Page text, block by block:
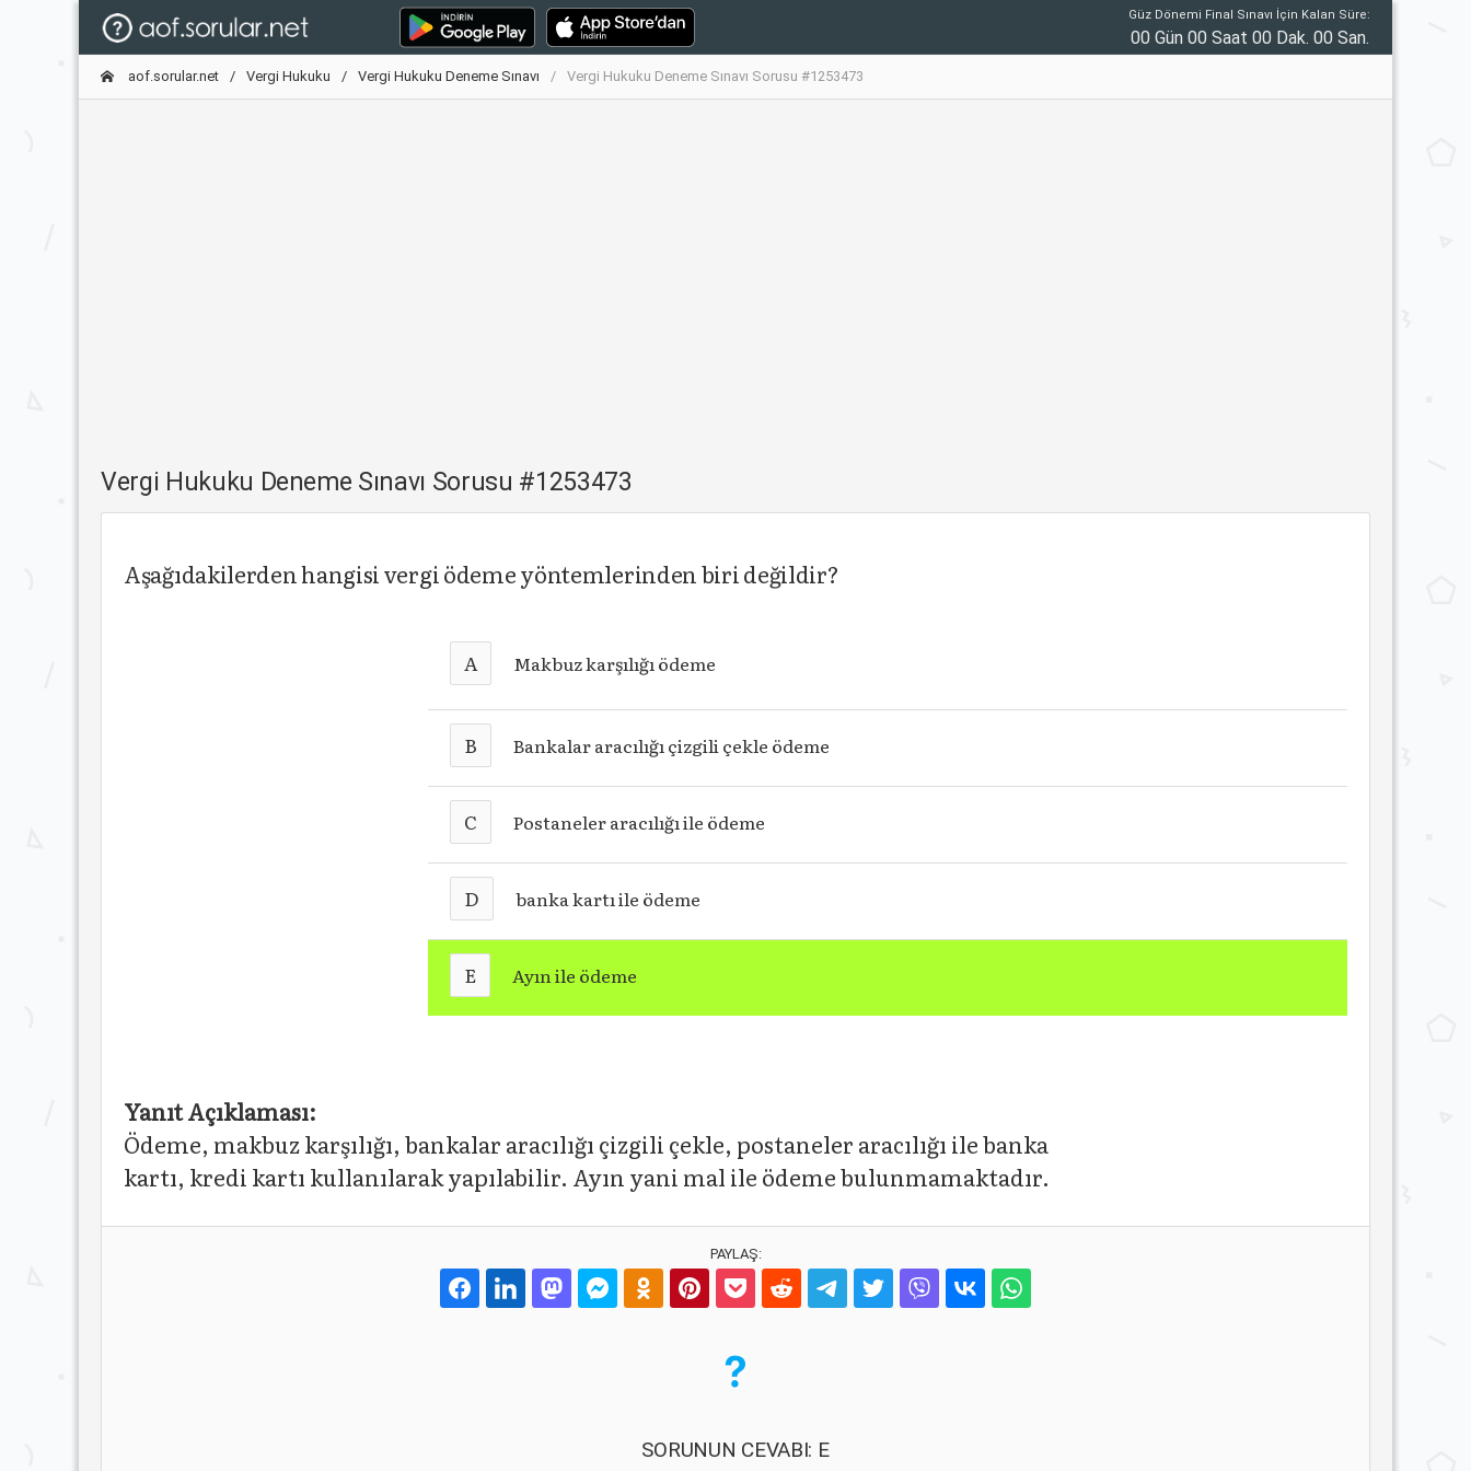
Güz Dönemi Final Sınavı İçin Kalan Süre:
00 Gün 00 Saat 00 Dak. 00 San.
aof.sorular.net Vergi Hukuku Vergi Hukuku Deneme Sınavı Vergi Hukuku Deneme Sınavı Sorusu #1253473
Vergi Hukuku Deneme Sınavı Sorusu #1253473
Aşağıdakilerden hangisi vergi ödeme yöntemlerinden biri değildir?
A Makbuz karşılığı ödeme
B Bankalar aracılığı çizgili çekle ödeme
C Postaneler aracılığı ile ödeme
D banka kartı ile ödeme
E Ayın ile ödeme
Yanıt Açıklaması:
Ödeme, makbuz karşılığı, bankalar aracılığı çizgili çekle, postaneler aracılığı ile banka
kartı, kredi kartı kullanılarak yapılabilir. Ayın yani mal ile ödeme bulunmamaktadır.
PAYLAŞ:
SORUNUN CEVABI: E